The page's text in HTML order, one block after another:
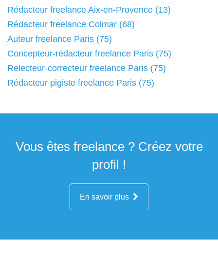
Rédacteur freelance Aix-en-Provence (13)
Rédacteur freelance Colmar (68)
Auteur freelance Paris (75)
Concepteur-rédacteur freelance Paris (75)
Relecteur-correcteur freelance Paris (75)
Rédacteur pigiste freelance Paris (75)
Vous êtes freelance ? Créez votre
profil !
En savoir plus